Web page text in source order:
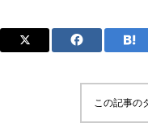
この記事の